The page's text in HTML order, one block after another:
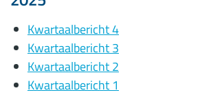
Kwartaalbericht 4
Kwartaalbericht 3
Kwartaalbericht 2
Kwartaalbericht 1